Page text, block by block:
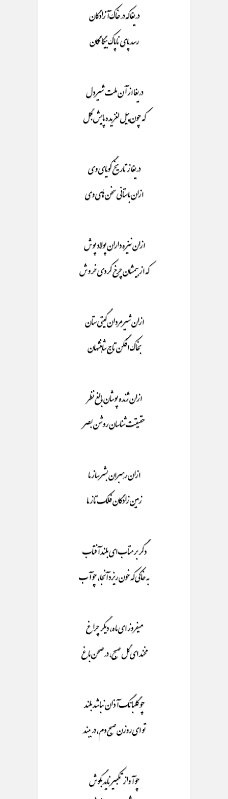
دریغا که در خاک آزادگان
رسد پای ناپاک بیگانگان
دریغا از آن ملت شیر دل
که چون پیل لغزیده پایش بگل
دریغا ز تاریخ گویای وی
ازان باستانی سخن های وی
ازان نیزه داران پولاد پوش
که از بیمشان چرخ کردی خروش
ازان شیر مردان گیتی ستان
بخاک افگن تاج شاهنشهان
ازان ژنده پوشان بالغ نظر
حقیقت شناسان روشن بصر
ازان رهبران بشر ساز ما
زمین زادگان فلک تاز ما
دگر بر متاب ای بلند آفتاب
به خاکی که خون ریزد آنجا، چو آب
میفروز ای ماه، دیگر چراغ
مخند ای گل صبح، در صحن باغ
چو گلبانگ آذان نباشد بلند
تو ای روزن صبح دم، در ببند
چو آواز تکبیر ناید بگوش